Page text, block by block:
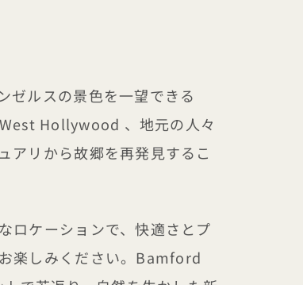
ゼルスの景色を一望できる
Hollywood 、地元の人々
アリから故郷を再発見するこ
ロケーションで、快適さとプ
楽しみください。Bamford